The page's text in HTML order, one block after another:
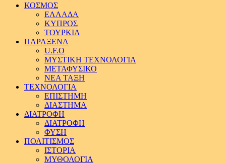
ΚΟΣΜΟΣ
ΕΛΛΑΔΑ
ΚΥΠΡΟΣ
ΤΟΥΡΚΙΑ
ΠΑΡΑΞΕΝΑ
U.F.O
ΜΥΣΤΙΚΗ ΤΕΧΝΟΛΟΓΙΑ
ΜΕΤΑΦΥΣΙΚΟ
ΝΕΑ ΤΑΞΗ
ΤΕΧΝΟΛΟΓΙΑ
ΕΠΙΣΤΗΜΗ
ΔΙΑΣΤΗΜΑ
ΔΙΑΤΡΟΦΗ
ΔΙΑΤΡΟΦΗ
ΦΥΣΗ
ΠΟΛΙΤΙΣΜΟΣ
ΙΣΤΟΡΙΑ
ΜΥΘΟΛΟΓΙΑ